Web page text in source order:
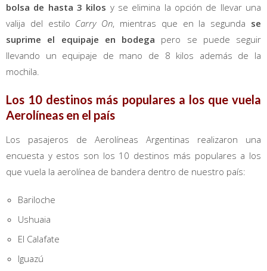
bolsa de hasta 3 kilos y se elimina la opción de llevar una
valija del estilo Carry On, mientras que en la segunda se
suprime el equipaje en bodega pero se puede seguir
llevando un equipaje de mano de 8 kilos además de la
mochila.
Los 10 destinos más populares a los que vuela
Aerolíneas en el país
Los pasajeros de Aerolíneas Argentinas realizaron una
encuesta y estos son los 10 destinos más populares a los
que vuela la aerolínea de bandera dentro de nuestro país:
Bariloche
Ushuaia
El Calafate
Iguazú